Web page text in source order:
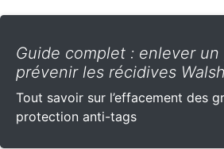
Guide complet : enlever
prévenir les récidives
Tout savoir sur l’effacement des
protection anti-tags